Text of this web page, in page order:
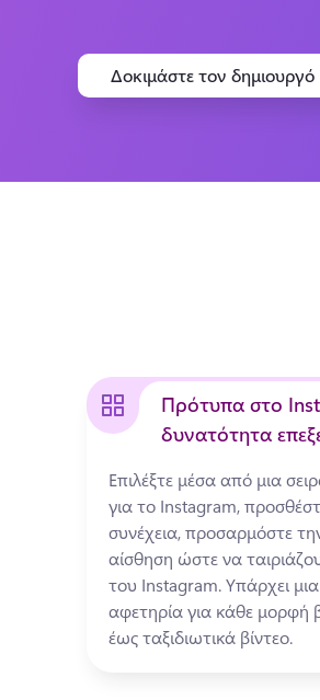
Δοκιμάστε τον δημιουργό
Πρότυπα στο
δυνατότητα
Επιλέξτε μέσα από μια
για το Instagram,
συνέχεια, προσαρμόστε
αίσθηση ώστε να
του Instagram. Υπάρχει
αφετηρία για κάθε μορφή
έως ταξιδιωτικά βίντεο.